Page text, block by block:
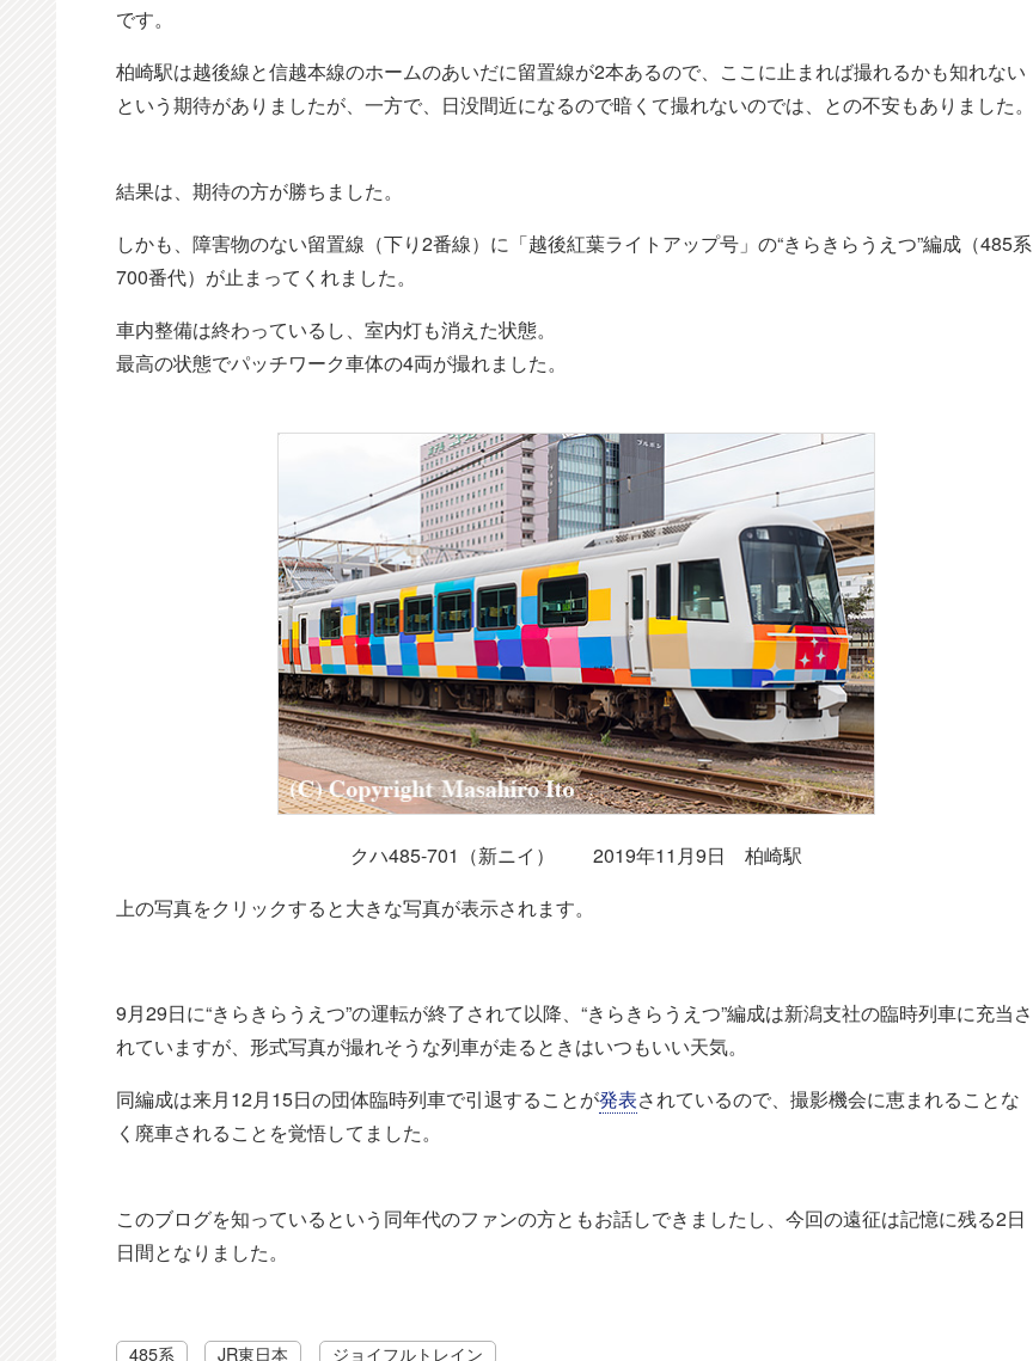
です。
柏崎駅は越後線と信越本線のホームのあいだに留置線が2本あるので、ここに止まれば撮れるかも知れない
という期待がありましたが、一方で、日没間近になるので暗くて撮れないのでは、との不安もありました。
結果は、期待の方が勝ちました。
しかも、障害物のない留置線（下り2番線）に「越後紅葉ライトアップ号」の“きらきらうえつ”編成（485系
700番代）が止まってくれました。
車内整備は終わっているし、室内灯も消えた状態。
最高の状態でパッチワーク車体の4両が撮れました。
クハ485-701（新ニイ） 2019年11月9日 柏崎駅
上の写真をクリックすると大きな写真が表示されます。
9月29日に“きらきらうえつ”の運転が終了されて以降、“きらきらうえつ”編成は新潟支社の臨時列車に充当さ
れていますが、形式写真が撮れそうな列車が走るときはいつもいい天気。
同編成は来月12月15日の団体臨時列車で引退することが発表されているので、撮影機会に恵まれることな
く廃車されることを覚悟してました。
このブログを知っているという同年代のファンの方ともお話しできましたし、今回の遠征は記憶に残る2日
日間となりました。
485系 JR東日本 ジョイフルトレイン